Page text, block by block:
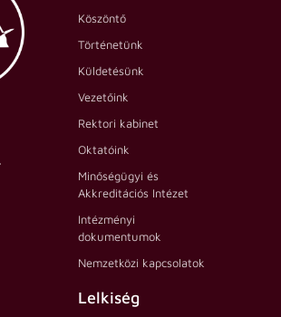
Köszöntő
Történetünk
Küldetésünk
Vezetőink
Rektori kabinet
Oktatóink
Minőségügyi és
Akkreditációs Intézet
Intézményi
dokumentumok
Nemzetközi kapcsolatok
Lelkiség